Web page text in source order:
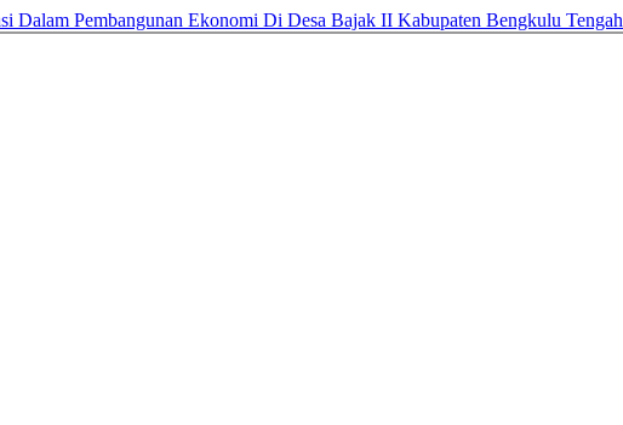
Dalam Pembangunan Ekonomi Di Desa Bajak II Kabupaten Bengkulu Tengah